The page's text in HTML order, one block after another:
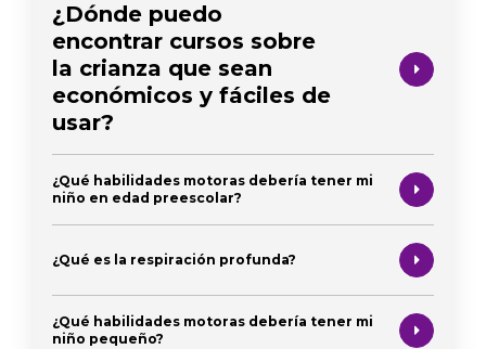
¿Dónde puedo
encontrar cursos sobre
la crianza que sean
económicos y fáciles de
usar?
¿Qué habilidades motoras debería tener mi
niño en edad preescolar?
¿Qué es la respiración profunda?
¿Qué habilidades motoras debería tener mi
niño pequeño?